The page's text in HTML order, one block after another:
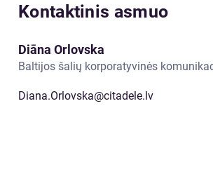
Kontaktinis asmuo
Diāna Orlovska
Baltijos šalių korporatyvinės
Diana.Orlovska@citadele.lv